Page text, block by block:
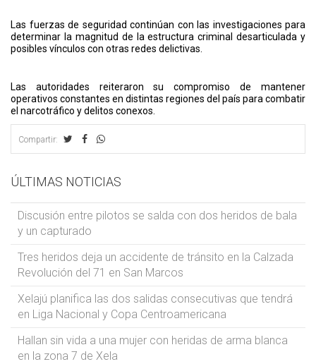
Las fuerzas de seguridad continúan con las investigaciones para
determinar la magnitud de la estructura criminal desarticulada y
posibles vínculos con otras redes delictivas.
Las autoridades reiteraron su compromiso de mantener
operativos constantes en distintas regiones del país para combatir
el narcotráfico y delitos conexos.
Compartir:
ÚLTIMAS NOTICIAS
Discusión entre pilotos se salda con dos heridos de bala
y un capturado
Tres heridos deja un accidente de tránsito en la Calzada
Revolución del 71 en San Marcos
Xelajú planifica las dos salidas consecutivas que tendrá
en Liga Nacional y Copa Centroamericana
Hallan sin vida a una mujer con heridas de arma blanca
en la zona 7 de Xela